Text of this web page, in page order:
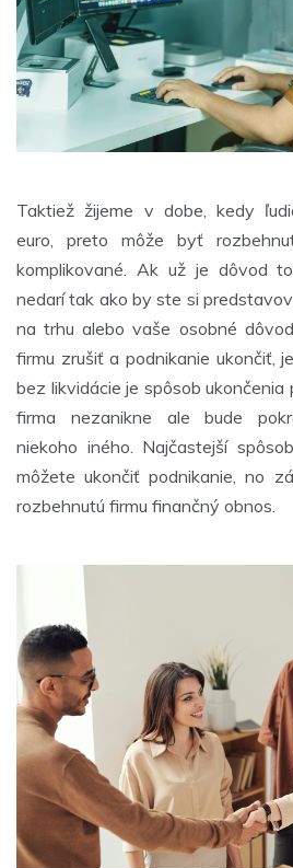
Taktiež žijeme v dobe, kedy
euro, preto môže byť
komplikované. Ak už je dôvod
nedarí tak ako by ste si
na trhu alebo vaše osobné
firmu zrušiť a podnikanie ukončiť,
bez likvidácie je spôsob ukončenia
firma nezanikne ale bude
niekoho iného. Najčastejší
môžete ukončiť podnikanie, no
rozbehnutú firmu finančný obnos.